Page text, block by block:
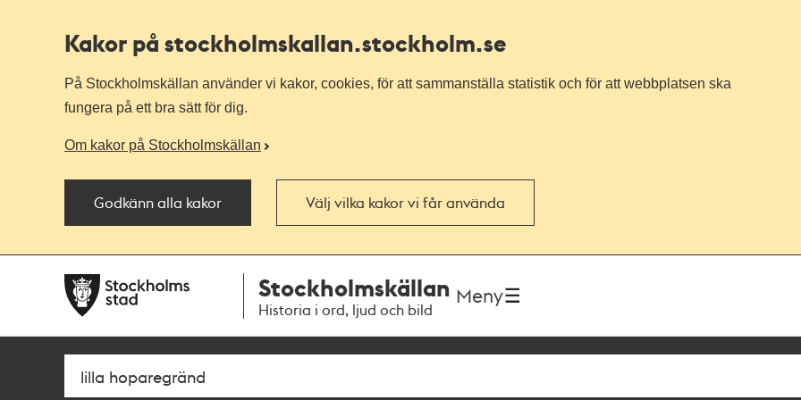
Kakor på stockholmskallan.stockholm.se
På Stockholmskällan använder vi kakor, cookies, för att sammanställa statistik och för att webbplatsen ska
fungera på ett bra sätt för dig.
Om kakor på Stockholmskällan
Godkänn alla kakor Välj vilka kakor vi får använda
navigationen
huvudinnehållet
Stockholmskällan
Historia i ord, ljud och bild
Meny
Sök